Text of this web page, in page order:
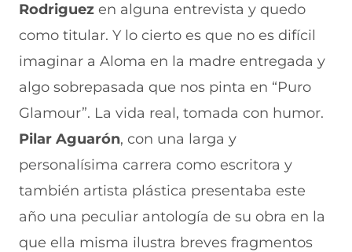
Rodriguez en alguna entrevista y quedo
como titular. Y lo cierto es que no es difícil
imaginar a Aloma en la madre entregada y
algo sobrepasada que nos pinta en “Puro
Glamour”. La vida real, tomada con humor.
Pilar Aguarón, con una larga y
personalísima carrera como escritora y
también artista plástica presentaba este
año una peculiar antología de su obra en la
que ella misma ilustra breves fragmentos